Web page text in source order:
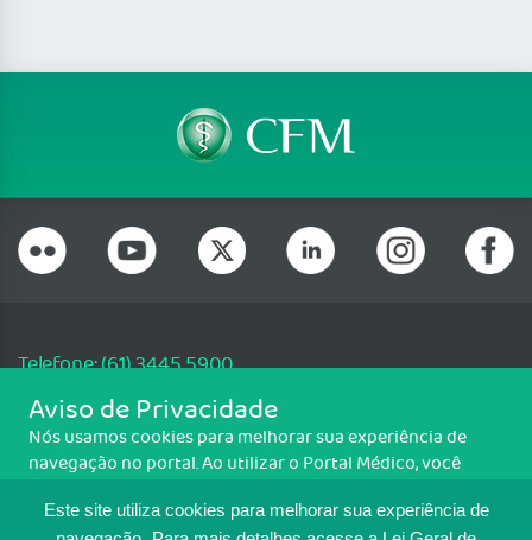
Este site utiliza cookies para melhorar sua experiência de
Telefone: (61) 3445 5900
Email: cfm@portalmedico.org.br
SGAS 616, Conjunto D, Lote 115, L2 Sul, Brasília/DF - CEP: 70200-760 -
CNPJ: 33.583.550/0001-30
Aviso de Privacidade
Nós usamos cookies para melhorar sua experiência de
navegação no portal. Ao utilizar o Portal Médico, você
Para ter mais informações sobre como isso é feito, acesse